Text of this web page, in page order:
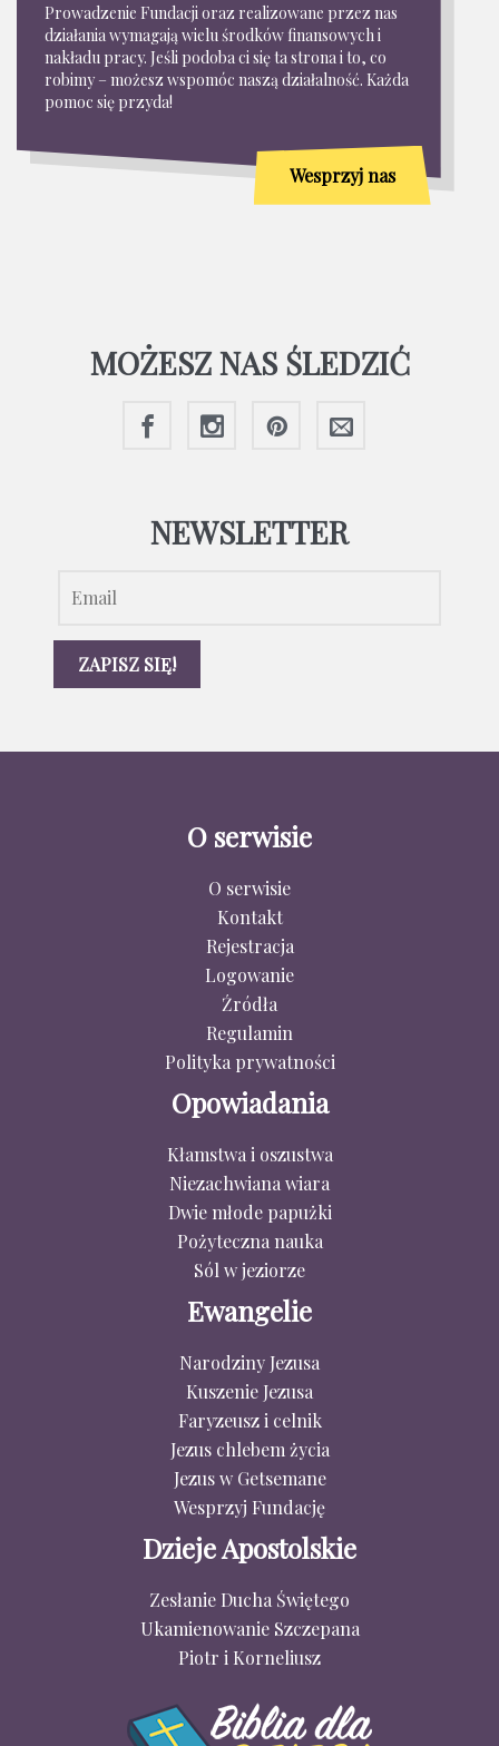
Prowadzenie Fundacji oraz realizowane przez nas
działania wymagają wielu środków finansowych i
nakładu pracy. Jeśli podoba ci się ta strona i to, co
robimy – możesz wspomóc naszą działalność. Każda
pomoc się przyda!
Wesprzyj nas
MOŻESZ NAS ŚLEDZIĆ
NEWSLETTER
O serwisie
O serwisie
Kontakt
Rejestracja
Logowanie
Źródła
Regulamin
Polityka prywatności
Opowiadania
Kłamstwa i oszustwa
Niezachwiana wiara
Dwie młode papużki
Pożyteczna nauka
Sól w jeziorze
Ewangelie
Narodziny Jezusa
Kuszenie Jezusa
Faryzeusz i celnik
Jezus chlebem życia
Jezus w Getsemane
Wesprzyj Fundację
Dzieje Apostolskie
Zesłanie Ducha Świętego
Ukamienowanie Szczepana
Piotr i Korneliusz